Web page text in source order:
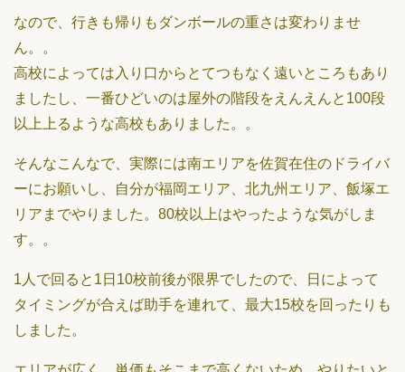
なので、行きも帰りもダンボールの重さは変わりませ
ん。。
高校によっては入り口からとてつもなく遠いところもあり
ましたし、一番ひどいのは屋外の階段をえんえんと100段
以上上るような高校もありました。。
そんなこんなで、実際には南エリアを佐賀在住のドライバ
ーにお願いし、自分が福岡エリア、北九州エリア、飯塚エ
リアまでやりました。80校以上はやったような気がしま
す。。
1人で回ると1日10校前後が限界でしたので、日によって
タイミングが合えば助手を連れて、最大15校を回ったりも
しました。